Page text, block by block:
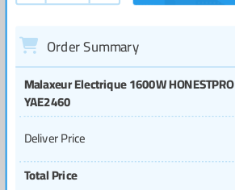
Order Summary
Malaxeur Electrique 1600W HONESTPRO
YAE2460
Deliver Price
Total Price